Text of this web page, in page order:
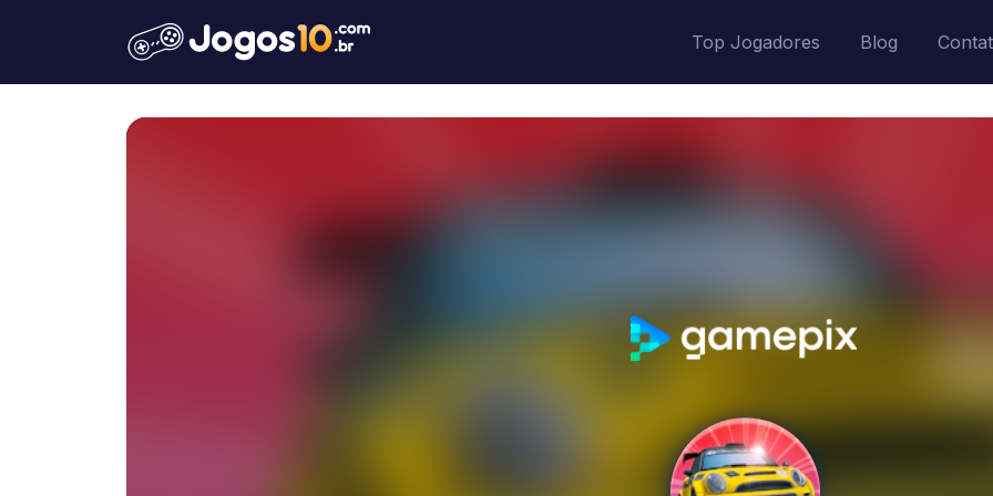
Top Jogadores Blog